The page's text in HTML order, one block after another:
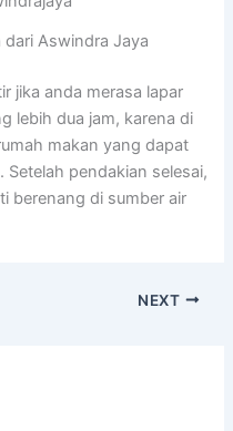
dari Aswindra Jaya
jika anda merasa lapar
lebih dua jam, karena di
makan yang dapat
pendakian selesai,
berenang di sumber air
NEXT